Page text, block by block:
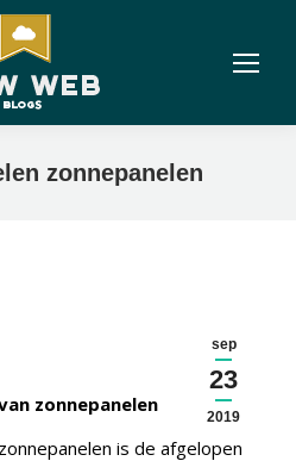
zonnepanelen
sep
23
2019
zonnepanelen
is de afgelopen